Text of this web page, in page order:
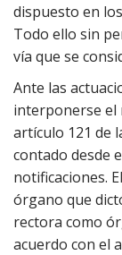
dispuesto en
Todo ello sin
vía que se
Ante las
interponerse el
artículo 121 de
contado desde
notificaciones.
órgano que
rectora como
acuerdo con el